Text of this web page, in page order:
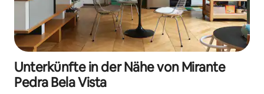
Unterkünfte in der Nähe von Mirante
Pedra Bela Vista